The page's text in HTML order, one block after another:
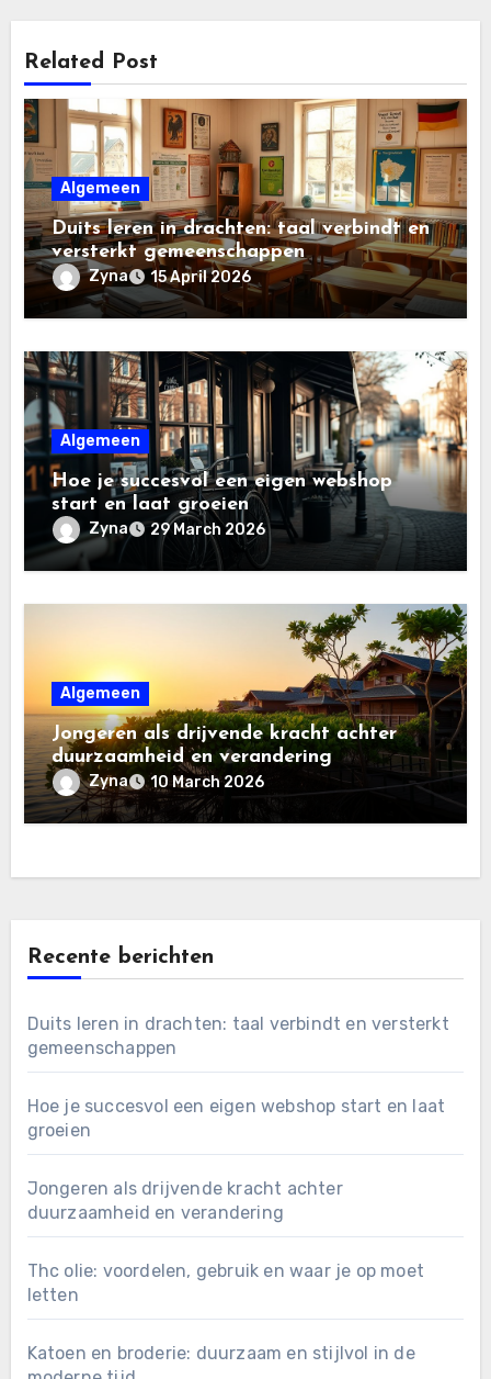
Related Post
Algemeen
Duits leren in drachten: taal verbindt en
versterkt gemeenschappen
Zyna 15 April 2026
Algemeen
Hoe je succesvol een eigen webshop
start en laat groeien
Zyna 29 March 2026
Algemeen
Jongeren als drijvende kracht achter
duurzaamheid en verandering
Zyna 10 March 2026
Recente berichten
Duits leren in drachten: taal verbindt en versterkt
gemeenschappen
Hoe je succesvol een eigen webshop start en laat
groeien
Jongeren als drijvende kracht achter
duurzaamheid en verandering
Thc olie: voordelen, gebruik en waar je op moet
letten
Katoen en broderie: duurzaam en stijlvol in de